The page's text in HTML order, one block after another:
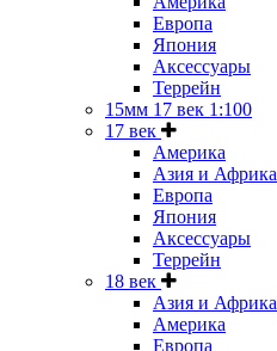
Европа
Япония
Аксессуары
Террейн
15мм 17 век 1:100
17 век
Америка
Азия и Африка
Европа
Япония
Аксессуары
Террейн
18 век
Азия и Африка
Америка
Европа